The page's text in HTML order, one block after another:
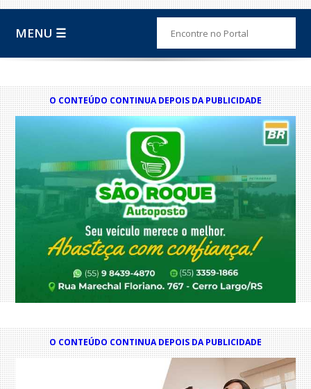
MENU ☰
O CONTEÚDO CONTINUA DEPOIS DA PUBLICIDADE
O CONTEÚDO CONTINUA DEPOIS DA PUBLICIDADE